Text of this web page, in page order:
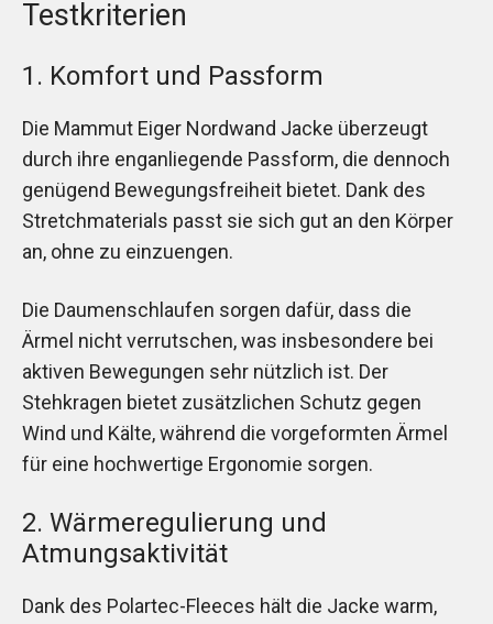
Testkriterien
1. Komfort und Passform
Die Mammut Eiger Nordwand Jacke überzeugt
durch ihre enganliegende Passform, die dennoch
genügend Bewegungsfreiheit bietet. Dank des
Stretchmaterials passt sie sich gut an den Körper
an, ohne zu einzuengen.
Die Daumenschlaufen sorgen dafür, dass die
Ärmel nicht verrutschen, was insbesondere bei
aktiven Bewegungen sehr nützlich ist. Der
Stehkragen bietet zusätzlichen Schutz gegen
Wind und Kälte, während die vorgeformten Ärmel
für eine hochwertige Ergonomie sorgen.
2. Wärmeregulierung und
Atmungsaktivität
Dank des Polartec-Fleeces hält die Jacke warm,